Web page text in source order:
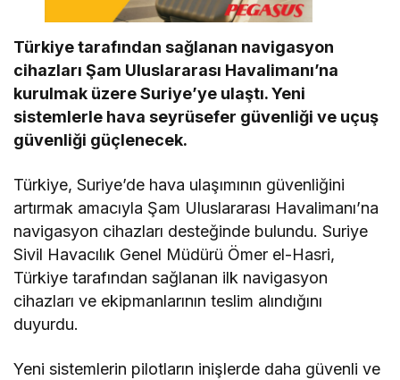
Türkiye tarafından sağlanan navigasyon
cihazları Şam Uluslararası Havalimanı’na
kurulmak üzere Suriye’ye ulaştı. Yeni
sistemlerle hava seyrüsefer güvenliği ve uçuş
güvenliği güçlenecek.
Türkiye, Suriye’de hava ulaşımının güvenliğini
artırmak amacıyla Şam Uluslararası Havalimanı’na
navigasyon cihazları desteğinde bulundu. Suriye
Sivil Havacılık Genel Müdürü Ömer el-Hasri,
Türkiye tarafından sağlanan ilk navigasyon
cihazları ve ekipmanlarının teslim alındığını
duyurdu.
Yeni sistemlerin pilotların inişlerde daha güvenli ve